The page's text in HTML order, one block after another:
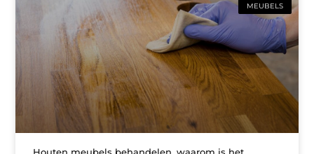
MEUBELS
Houten meubels behandelen, waarom is het